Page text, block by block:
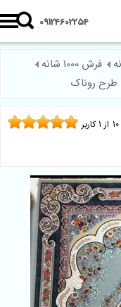
09124602254
فرش 1000 شانه
از 1کاربر